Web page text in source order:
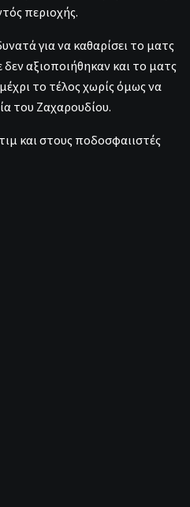
περιοχής.
για να καθαρίσει το ματς
δεν αξιοποιήθηκαν και το ματς
το τέλος χωρίς όμως να
του Ζαχαρουδίου.
και στους ποδοσφαιιστές